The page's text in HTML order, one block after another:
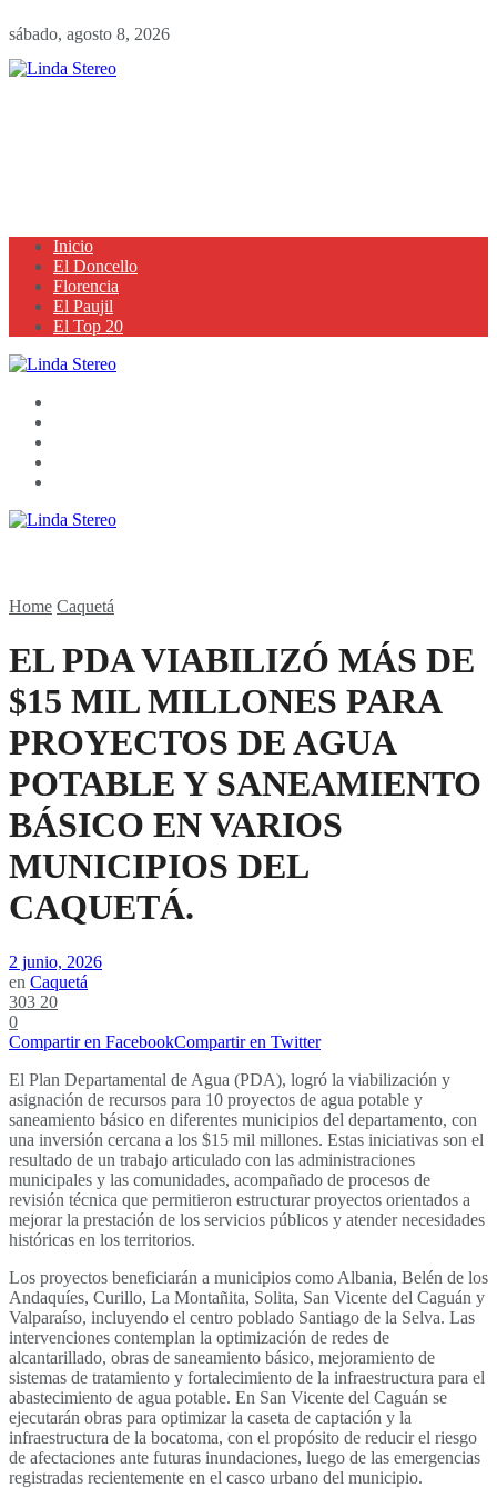
sábado, agosto 8, 2026
Inicio
El Doncello
Florencia
El Paujil
El Top 20
Home Caquetá
EL PDA VIABILIZÓ MÁS DE
$15 MIL MILLONES PARA
PROYECTOS DE AGUA
POTABLE Y SANEAMIENTO
BÁSICO EN VARIOS
MUNICIPIOS DEL
CAQUETÁ.
2 junio, 2026
en Caquetá
303 20
0
Compartir en FacebookCompartir en Twitter
El Plan Departamental de Agua (PDA), logró la viabilización y
asignación de recursos para 10 proyectos de agua potable y
saneamiento básico en diferentes municipios del departamento, con
una inversión cercana a los $15 mil millones. Estas iniciativas son el
resultado de un trabajo articulado con las administraciones
municipales y las comunidades, acompañado de procesos de
revisión técnica que permitieron estructurar proyectos orientados a
mejorar la prestación de los servicios públicos y atender necesidades
históricas en los territorios.
Los proyectos beneficiarán a municipios como Albania, Belén de los
Andaquíes, Curillo, La Montañita, Solita, San Vicente del Caguán y
Valparaíso, incluyendo el centro poblado Santiago de la Selva. Las
intervenciones contemplan la optimización de redes de
alcantarillado, obras de saneamiento básico, mejoramiento de
sistemas de tratamiento y fortalecimiento de la infraestructura para el
abastecimiento de agua potable. En San Vicente del Caguán se
ejecutarán obras para optimizar la caseta de captación y la
infraestructura de la bocatoma, con el propósito de reducir el riesgo
de afectaciones ante futuras inundaciones, luego de las emergencias
registradas recientemente en el casco urbano del municipio.